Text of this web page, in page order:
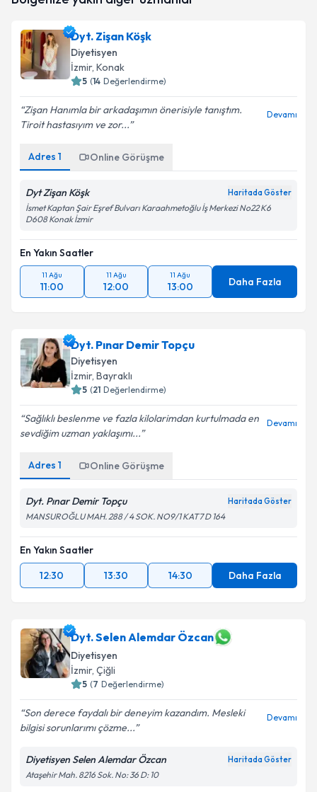
Dyt. Zişan Köşk
Diyetisyen
İzmir, Konak
5 (14 Değerlendirme)
Zişan Hanımla bir arkadaşımın önerisiyle tanıştım.
Tiroit hastasıyım ve zor...
Devamı
Adres 1 Online Görüşme
Dyt Zişan Köşk Haritada Göster
İsmet Kaptan Şair Eşref Bulvarı Karaahmetoğlu İş Merkezi No22 K6
D608 Konak İzmir
En Yakın Saatler
11 Ağu
11:00
11 Ağu
12:00
11 Ağu
13:00 Daha Fazla
Dyt. Pınar Demir Topçu
Diyetisyen
İzmir, Bayraklı
5 (21 Değerlendirme)
Sağlıklı beslenme ve fazla kilolarimdan kurtulmada en
sevdiğim uzman yaklaşımı...
Devamı
Adres 1 Online Görüşme
Dyt. Pınar Demir Topçu Haritada Göster
MANSUROĞLU MAH. 288 / 4 SOK. NO9/1 KAT7 D 164
En Yakın Saatler
12:30
13:30 14:30 Daha Fazla
Dyt. Selen Alemdar Özcan
Diyetisyen
İzmir, Çiğli
5 (7 Değerlendirme)
Son derece faydalı bir deneyim kazandım. Mesleki
bilgisi sorunlarımı çözme...
Devamı
Diyetisyen Selen Alemdar Özcan Haritada Göster
Ataşehir Mah. 8216 Sok. No: 36 D: 10